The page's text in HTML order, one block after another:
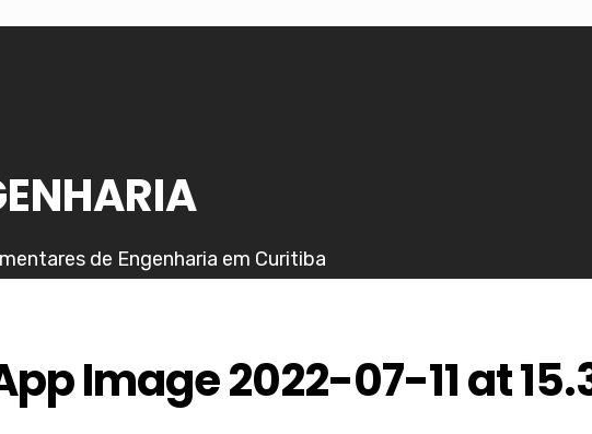
de Engenharia em Curitiba
Image 2022-07-11 at